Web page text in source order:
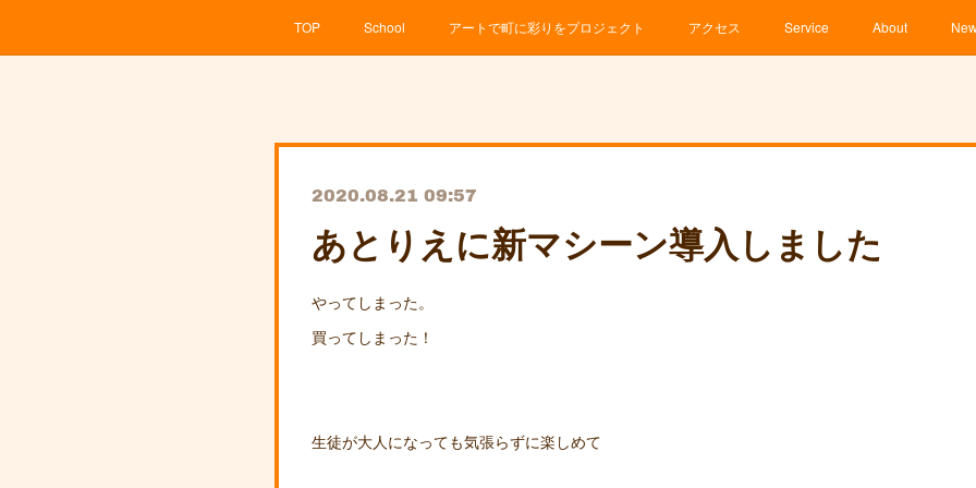
TOP School アートで町に彩りをプロジェクト アクセス Service About
2020.08.21 09:57
あとりえに新マシーン導入しました
やってしまった。
買ってしまった！
生徒が大人になっても気張らずに楽しめて